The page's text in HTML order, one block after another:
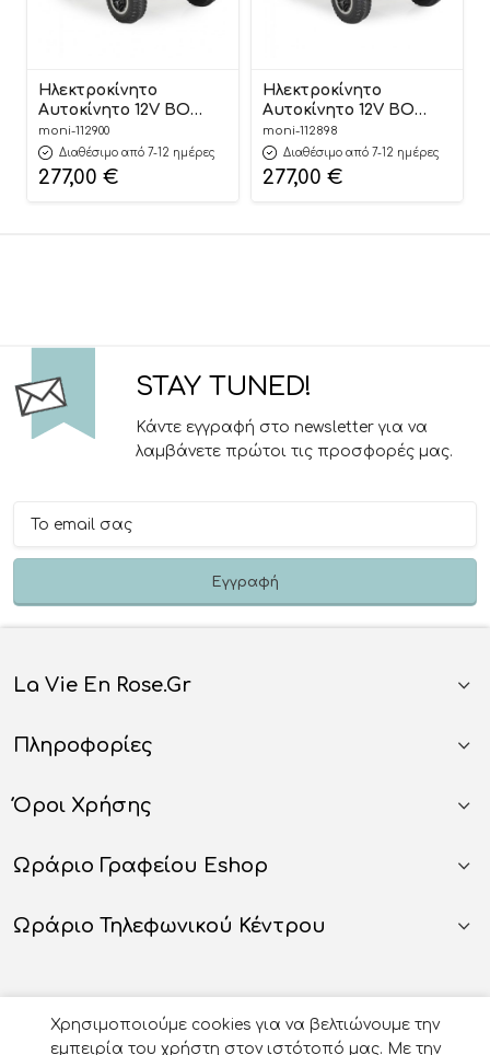
Ηλεκτροκίνητο
Αυτοκίνητο 12V BO
RAM Mammoth 1000
White 3801005001651
moni-112900
Διαθέσιμο από 7-12 ημέρες
277,00 €
Ηλεκτροκίνητο
Αυτοκίνητο 12V BO
RAM Mammoth 1000
Black 3801005001637
moni-112898
Διαθέσιμο από 7-12 ημέρες
277,00 €
STAY TUNED!
Κάντε εγγραφή στο newsletter για να
λαμβάνετε πρώτοι τις προσφορές μας.
La Vie En Rose.gr
Πληροφορίες
Όροι Χρήσης
Ωράριο Γραφείου Eshop
Ωράριο Τηλεφωνικού Κέντρου
Χρησιμοποιούμε cookies για να βελτιώνουμε την
εμπειρία του χρήστη στον ιστότοπό μας. Με την